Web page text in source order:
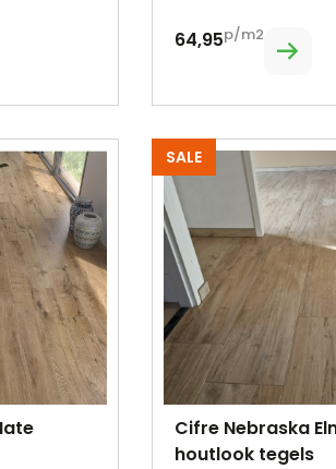
64,95p/m2
SALE
Cifre Nebraska
houtlook tegels